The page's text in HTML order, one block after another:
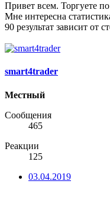
Привет всем. Торгуете
Мне интересна
90 результат зависит от
smart4trader
Местный
Сообщения
465
Реакции
125
03.04.2019